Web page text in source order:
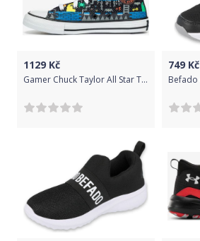
1129 Kč
Gamer Chuck Taylor All Star Tenisky dětské Converse | Černá Vícebarevná | Chlapecké | 33
749 Kč